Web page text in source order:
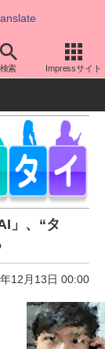
検索 Impressサイト
」、“タ
12月13日 00:00